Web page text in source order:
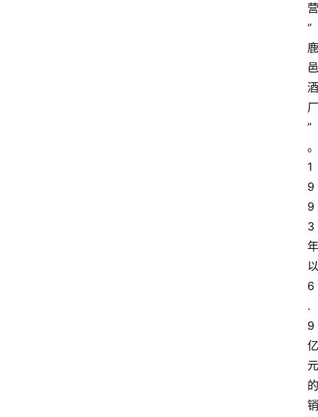
营
“
鹿
邑
酒
厂
”
。
1
9
9
3
年
以
6
.
9
亿
元
的
销